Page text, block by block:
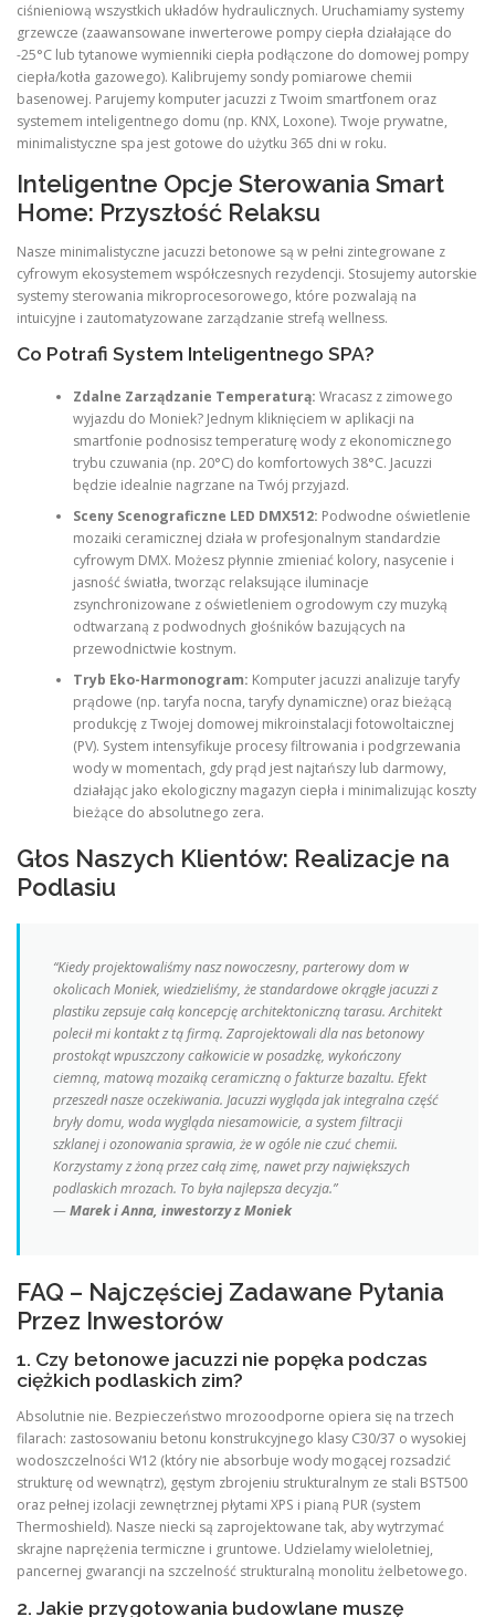
ciśnieniową wszystkich układów hydraulicznych. Uruchamiamy systemy
grzewcze (zaawansowane inwerterowe pompy ciepła działające do
-25°C lub tytanowe wymienniki ciepła podłączone do domowej pompy
ciepła/kotła gazowego). Kalibrujemy sondy pomiarowe chemii
basenowej. Parujemy komputer jacuzzi z Twoim smartfonem oraz
systemem inteligentnego domu (np. KNX, Loxone). Twoje prywatne,
minimalistyczne spa jest gotowe do użytku 365 dni w roku.
Inteligentne Opcje Sterowania Smart
Home: Przyszłość Relaksu
Nasze minimalistyczne jacuzzi betonowe są w pełni zintegrowane z
cyfrowym ekosystemem współczesnych rezydencji. Stosujemy autorskie
systemy sterowania mikroprocesorowego, które pozwalają na
intuicyjne i zautomatyzowane zarządzanie strefą wellness.
Co Potrafi System Inteligentnego SPA?
Zdalne Zarządzanie Temperaturą: Wracasz z zimowego
wyjazdu do Moniek? Jednym kliknięciem w aplikacji na
smartfonie podnosisz temperaturę wody z ekonomicznego
trybu czuwania (np. 20°C) do komfortowych 38°C. Jacuzzi
będzie idealnie nagrzane na Twój przyjazd.
Sceny Scenograficzne LED DMX512: Podwodne oświetlenie
mozaiki ceramicznej działa w profesjonalnym standardzie
cyfrowym DMX. Możesz płynnie zmieniać kolory, nasycenie i
jasność światła, tworząc relaksujące iluminacje
zsynchronizowane z oświetleniem ogrodowym czy muzyką
odtwarzaną z podwodnych głośników bazujących na
przewodnictwie kostnym.
Tryb Eko-Harmonogram: Komputer jacuzzi analizuje taryfy
prądowe (np. taryfa nocna, taryfy dynamiczne) oraz bieżącą
produkcję z Twojej domowej mikroinstalacji fotowoltaicznej
(PV). System intensyfikuje procesy filtrowania i podgrzewania
wody w momentach, gdy prąd jest najtańszy lub darmowy,
działając jako ekologiczny magazyn ciepła i minimalizując koszty
bieżące do absolutnego zera.
Głos Naszych Klientów: Realizacje na
Podlasiu
“Kiedy projektowaliśmy nasz nowoczesny, parterowy dom w
okolicach Moniek, wiedzieliśmy, że standardowe okrągłe jacuzzi z
plastiku zepsuje całą koncepcję architektoniczną tarasu. Architekt
polecił mi kontakt z tą firmą. Zaprojektowali dla nas betonowy
prostokąt wpuszczony całkowicie w posadzkę, wykończony
ciemną, matową mozaiką ceramiczną o fakturze bazaltu. Efekt
przeszedł nasze oczekiwania. Jacuzzi wygląda jak integralna część
bryły domu, woda wygląda niesamowicie, a system filtracji
szklanej i ozonowania sprawia, że w ogóle nie czuć chemii.
Korzystamy z żoną przez całą zimę, nawet przy największych
podlaskich mrozach. To była najlepsza decyzja.”
—Marek i Anna, inwestorzy z Moniek
FAQ – Najczęściej Zadawane Pytania
Przez Inwestorów
1. Czy betonowe jacuzzi nie popęka podczas
ciężkich podlaskich zim?
Absolutnie nie. Bezpieczeństwo mrozoodporne opiera się na trzech
filarach: zastosowaniu betonu konstrukcyjnego klasy C30/37 o wysokiej
wodoszczelności W12 (który nie absorbuje wody mogącej rozsadzić
strukturę od wewnątrz), gęstym zbrojeniu strukturalnym ze stali BST500
oraz pełnej izolacji zewnętrznej płytami XPS i pianą PUR (system
Thermoshield). Nasze niecki są zaprojektowane tak, aby wytrzymać
skrajne naprężenia termiczne i gruntowe. Udzielamy wieloletniej,
pancernej gwarancji na szczelność strukturalną monolitu żelbetowego.
2. Jakie przygotowania budowlane muszę